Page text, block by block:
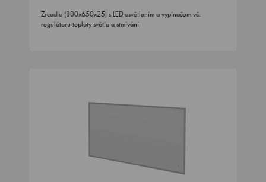
Zrcadlo (800x650x25) s LED osvětlením a vypínačem vč.
regulátoru teploty světla a stmívání